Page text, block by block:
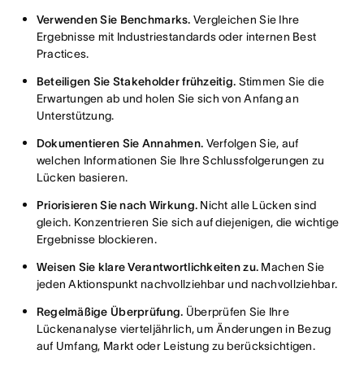
Verwenden Sie Benchmarks. Vergleichen Sie Ihre
Ergebnisse mit Industriestandards oder internen Best
Practices.
Beteiligen Sie Stakeholder frühzeitig. Stimmen Sie die
Erwartungen ab und holen Sie sich von Anfang an
Unterstützung.
Dokumentieren Sie Annahmen. Verfolgen Sie, auf
welchen Informationen Sie Ihre Schlussfolgerungen zu
Lücken basieren.
Priorisieren Sie nach Wirkung. Nicht alle Lücken sind
gleich. Konzentrieren Sie sich auf diejenigen, die wichtige
Ergebnisse blockieren.
Weisen Sie klare Verantwortlichkeiten zu. Machen Sie
jeden Aktionspunkt nachvollziehbar und nachvollziehbar.
Regelmäßige Überprüfung. Überprüfen Sie Ihre
Lückenanalyse vierteljährlich, um Änderungen in Bezug
auf Umfang, Markt oder Leistung zu berücksichtigen.